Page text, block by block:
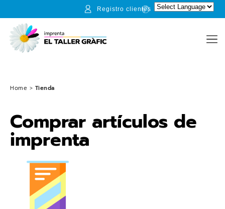
Registro clientes
Home > Tienda
Comprar artículos de
imprenta